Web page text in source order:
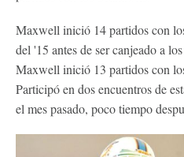
Maxwell inició 14 partidos con
del '15 antes de ser canjeado a los
Maxwell inició 13 partidos con
Participó en dos encuentros de
el mes pasado, poco tiempo